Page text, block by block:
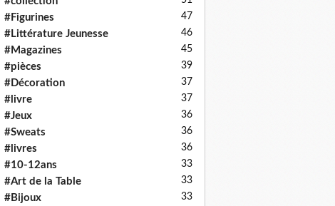
#Figurines 47
#Littérature Jeunesse 46
#Magazines 45
#pièces 39
#Décoration 37
#livre 37
#Jeux 36
#Sweats 36
#livres 36
#10-12ans 33
#Art de la Table 33
#Bijoux 33